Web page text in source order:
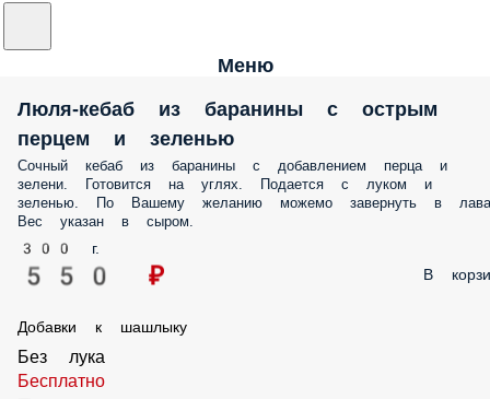
Меню
Люля-кебаб из баранины с острым
перцем и зеленью
Сочный кебаб из баранины с добавлением перца и
зелени. Готовится на углях. Подается с луком и
зеленью. По Вашему желанию можемо завернуть в
Вес указан в сыром.
300 г.
550 ₽ В
Добавки к шашлыку
Без лука
Бесплатно